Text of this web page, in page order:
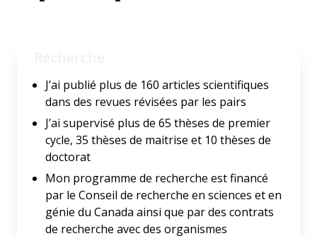
J’ai publié plus de 160 articles scientifiques
dans des revues révisées par les pairs
J’ai supervisé plus de 65 thèses de premier
cycle, 35 thèses de maitrise et 10 thèses de
doctorat
Mon programme de recherche est financé
par le Conseil de recherche en sciences et en
génie du Canada ainsi que par des contrats
de recherche avec des organismes